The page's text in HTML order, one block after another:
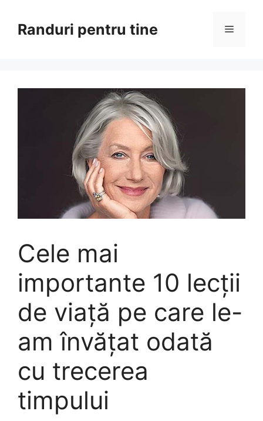
conținutRanduri pentru tine Meniu
Cele mai
importante 10 lecții
de viață pe care le-
am învățat odată
cu trecerea
timpului